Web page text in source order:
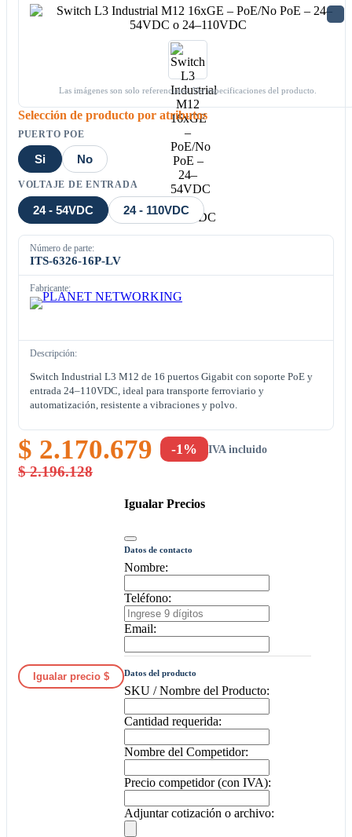
Las imágenes son solo referenciales. Ver especificaciones del producto.
Selección de producto por atributos
PUERTO POE
Si No
VOLTAJE DE ENTRADA
24 - 54VDC 24 - 110VDC
Número de parte:
ITS-6326-16P-LV
Fabricante:
Descripción:
Switch Industrial L3 M12 de 16 puertos Gigabit con soporte PoE y
entrada 24–110VDC, ideal para transporte ferroviario y
automatización, resistente a vibraciones y polvo.
$ 2.170.679 -1% IVA incluido
$ 2.196.128
Igualar precio $
Igualar Precios
Datos de contacto
Nombre:
Teléfono:
Email:
Datos del producto
SKU / Nombre del Producto:
Cantidad requerida:
Nombre del Competidor:
Precio competidor (con IVA):
Adjuntar cotización o archivo: